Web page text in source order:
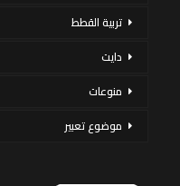
تربية القطط
دايت
منوعات
موضوع تعبير